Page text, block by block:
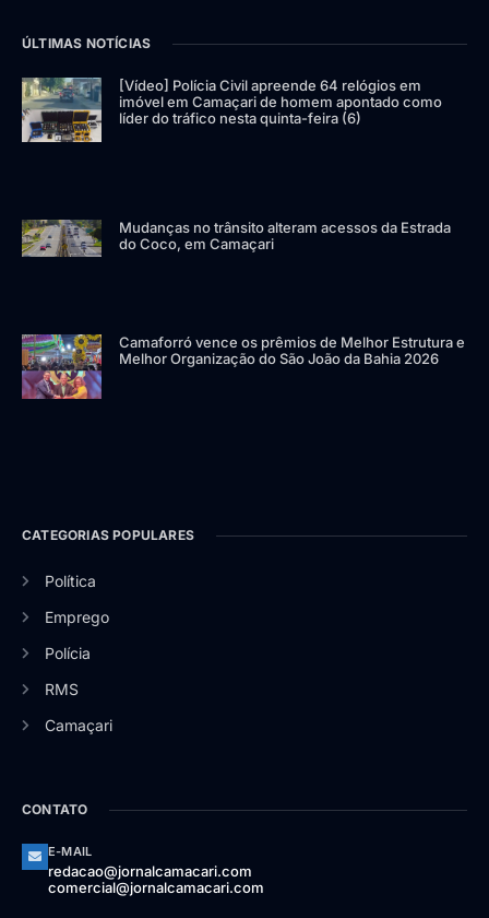
ÚLTIMAS NOTÍCIAS
[Vídeo] Polícia Civil apreende 64 relógios em
imóvel em Camaçari de homem apontado como
líder do tráfico nesta quinta-feira (6)
Mudanças no trânsito alteram acessos da Estrada
do Coco, em Camaçari
Camaforró vence os prêmios de Melhor Estrutura e
Melhor Organização do São João da Bahia 2026
CATEGORIAS POPULARES
Política
Emprego
Polícia
RMS
Camaçari
CONTATO
E-MAIL
redacao@jornalcamacari.com
comercial@jornalcamacari.com